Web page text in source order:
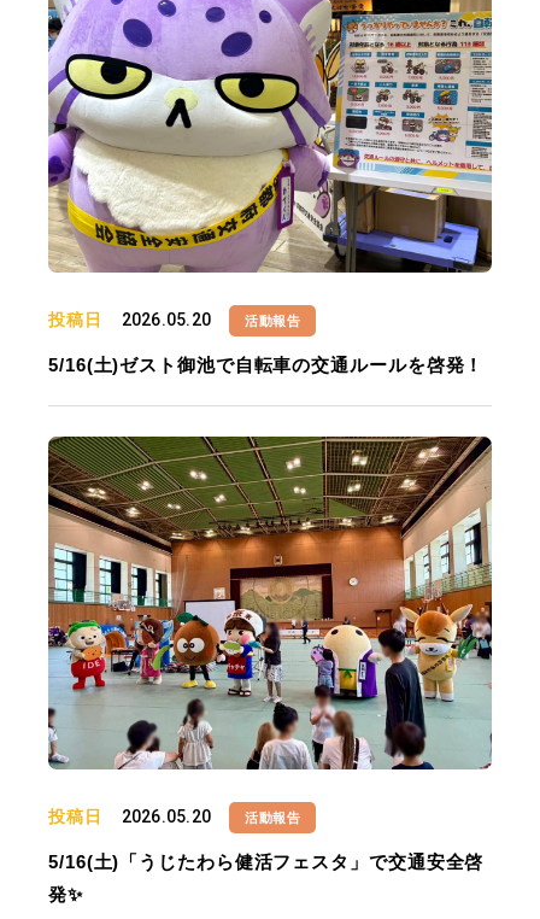
投稿日 2026.05.20 活動報告
5/16(土)ゼスト御池で自転車の交通ルールを啓発！
投稿日 2026.05.20 活動報告
5/16(土)「うじたわら健活フェスタ」で交通安全啓
発✨